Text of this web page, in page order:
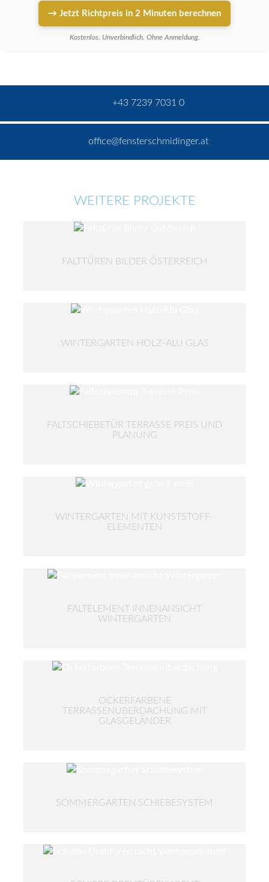
→ Jetzt Richtpreis in 2 Minuten berechnen
Kostenlos. Unverbindlich. Ohne Anmeldung.
+43 7239 7031 0
office@fensterschmidinger.at
WEITERE PROJEKTE
FALTTÜREN BILDER ÖSTERREICH
WINTERGARTEN HOLZ-ALU GLAS
FALTSCHIEBETÜR TERRASSE PREIS UND
PLANUNG
WINTERGARTEN MIT KUNSTSTOFF-
ELEMENTEN
FALTELEMENT INNENANSICHT
WINTERGARTEN
OCKERFARBENE
TERRASSENÜBERDACHUNG MIT
GLASGELÄNDER
SOMMERGARTEN SCHIEBESYSTEM